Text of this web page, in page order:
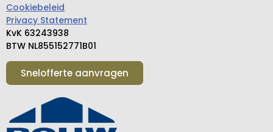
Cookiebeleid
Privacy Statement
KvK 63243938
BTW NL855152771B01
Snelofferte aanvragen